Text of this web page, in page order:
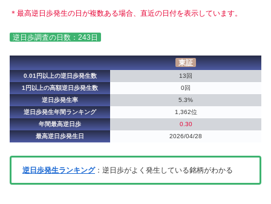
＊最高逆日歩発生の日が複数ある場合、直近の日付を表示しています。
逆日歩調査の日数：243日
東証
0.01円以上の逆日歩発生数
13回
1円以上の高額逆日歩発生数
0回
逆日歩発生率
5.3%
逆日歩発生年間ランキング
1,362位
年間最高逆日歩
0.30
最高逆日歩発生日
2026/04/28
逆日歩発生ランキング：逆日歩がよく発生している銘柄がわかる